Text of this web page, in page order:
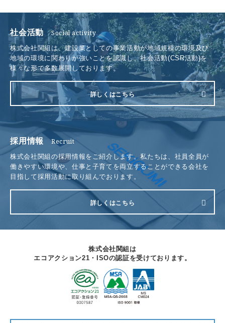
施工実績
社会活動
採用情報
電話をかける
お問い合わせ
社会活動 Social activity
株式会社関組は、建設業としての事業活動が地域規模の環境及び
地域の環境に関わりが強いことを認識し、社会活動(CSR活動)を
様々な形で多数展開しております。
詳しくはこちら
採用情報 Recruit
株式会社関組の採用情報をご紹介します。私たちは、社員全員が
働きやすい環境や、仕事と子育てを両立することができる会社を
目指して採用活動に取り組んでおります。
詳しくはこちら
株式会社関組は
エコアクション21・ISOの認証を受けております。